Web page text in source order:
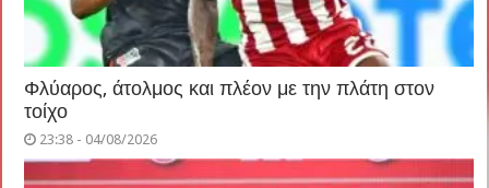
Φλύαρος, άτολμος και πλέον με την πλάτη στον
τοίχο
23:38 - 04/08/2026